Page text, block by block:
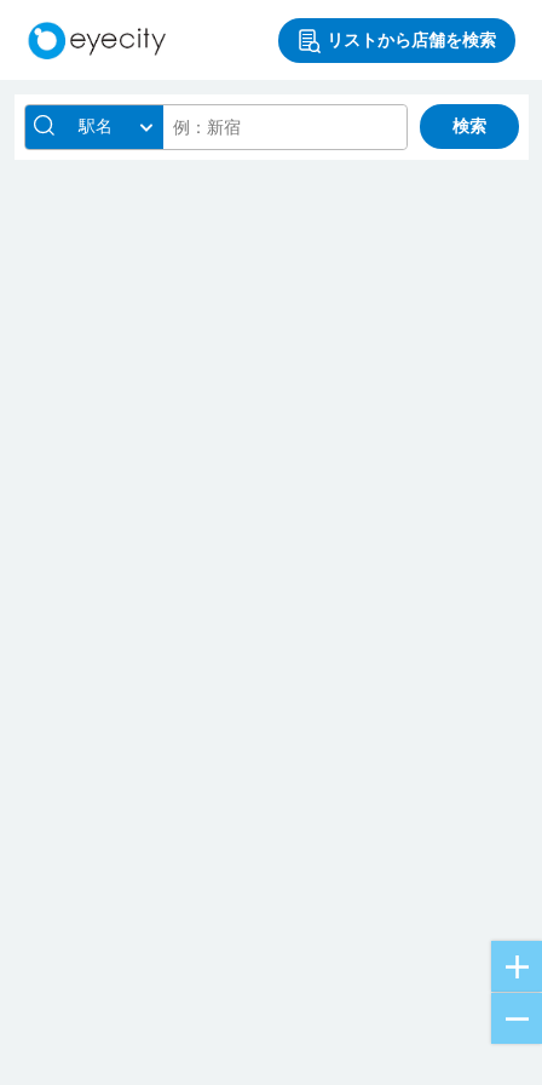
リストから店舗を検索
駅名 検索